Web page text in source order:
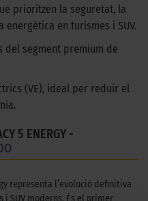
prioritzen la seguretat, la
energètica en turismes i SUV.
segment premium de
(VE), ideal per reduir el
5 ENERGY -
representa l’evolució definitiva
SUV moderns. És el primer